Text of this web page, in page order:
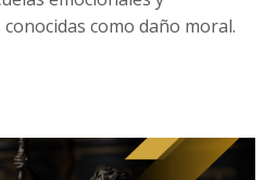
como daño moral.